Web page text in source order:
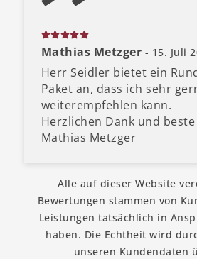
Mathias Metzger - 15. Juli
Herr Seidler bietet ein
Paket an, dass ich sehr
weiterempfehlen kann.
Herzlichen Dank und
Mathias Metzger
Alle auf dieser Website
Bewertungen stammen von
Leistungen tatsächlich in
haben. Die Echtheit wird
unseren Kundendaten